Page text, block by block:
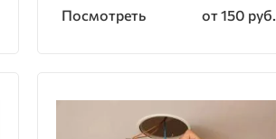
Посмотреть от 150 руб.